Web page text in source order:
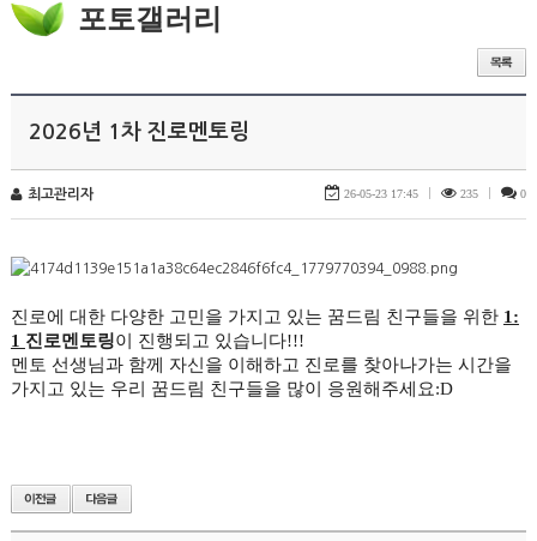
포토갤러리
2026년 1차 진로멘토링
최고관리자 26-05-23 17:45 235 0
진로에 대한 다양한 고민을 가지고 있는 꿈드림 친구들을 위한 1:
1 진로멘토링이 진행되고 있습니다!!!
멘토 선생님과 함께 자신을 이해하고 진로를 찾아나가는 시간을
가지고 있는 우리 꿈드림 친구들을 많이 응원해주세요:D